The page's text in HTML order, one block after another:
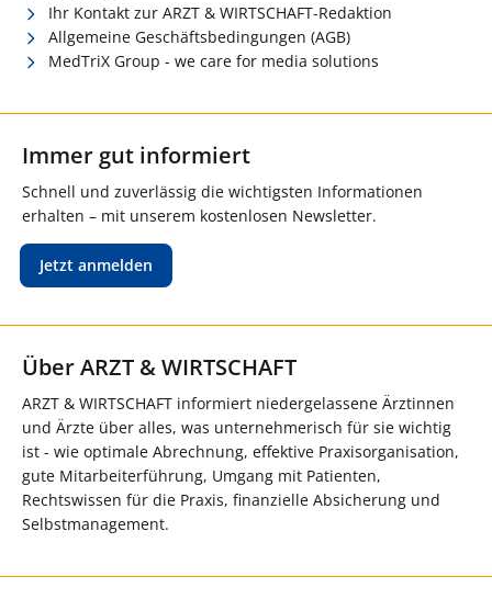
Ihr Kontakt zur ARZT & WIRTSCHAFT-Redaktion
Allgemeine Geschäftsbedingungen (AGB)
MedTriX Group - we care for media solutions
Immer gut informiert
Schnell und zuverlässig die wichtigsten Informationen
erhalten – mit unserem kostenlosen Newsletter.
Jetzt anmelden
Über ARZT & WIRTSCHAFT
ARZT & WIRTSCHAFT informiert niedergelassene Ärztinnen
und Ärzte über alles, was unternehmerisch für sie wichtig
ist - wie optimale Abrechnung, effektive Praxisorganisation,
gute Mitarbeiterführung, Umgang mit Patienten,
Rechtswissen für die Praxis, finanzielle Absicherung und
Selbstmanagement.